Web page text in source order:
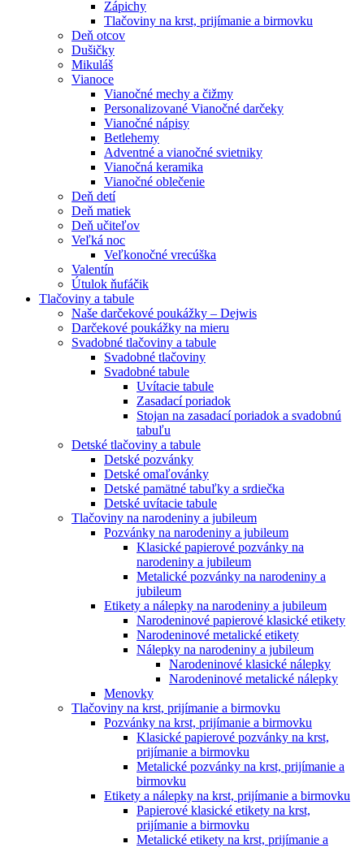
Zápichy
Tlačoviny na krst, prijímanie a birmovku
Deň otcov
Dušičky
Mikuláš
Vianoce
Vianočné mechy a čižmy
Personalizované Vianočné darčeky
Vianočné nápisy
Betlehemy
Adventné a vianočné svietniky
Vianočná keramika
Vianočné oblečenie
Deň detí
Deň matiek
Deň učiteľov
Veľká noc
Veľkonočné vrecúška
Valentín
Útulok ňufáčik
Tlačoviny a tabule
Naše darčekové poukážky – Dejwis
Darčekové poukážky na mieru
Svadobné tlačoviny a tabule
Svadobné tlačoviny
Svadobné tabule
Uvítacie tabule
Zasadací poriadok
Stojan na zasadací poriadok a svadobnú
tabuľu
Detské tlačoviny a tabule
Detské pozvánky
Detské omaľovánky
Detské pamätné tabuľky a srdiečka
Detské uvítacie tabule
Tlačoviny na narodeniny a jubileum
Pozvánky na narodeniny a jubileum
Klasické papierové pozvánky na
narodeniny a jubileum
Metalické pozvánky na narodeniny a
jubileum
Etikety a nálepky na narodeniny a jubileum
Narodeninové papierové klasické etikety
Narodeninové metalické etikety
Nálepky na narodeniny a jubileum
Narodeninové klasické nálepky
Narodeninové metalické nálepky
Menovky
Tlačoviny na krst, prijímanie a birmovku
Pozvánky na krst, prijímanie a birmovku
Klasické papierové pozvánky na krst,
prijímanie a birmovku
Metalické pozvánky na krst, prijímanie a
birmovku
Etikety a nálepky na krst, prijímanie a birmovku
Papierové klasické etikety na krst,
prijímanie a birmovku
Metalické etikety na krst, prijímanie a